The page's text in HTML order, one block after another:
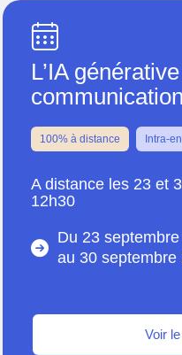
L’IA
communication
100% à distance Intra-
A distance les 23 et
12h30
Du 23
au 30 septembre
Voir